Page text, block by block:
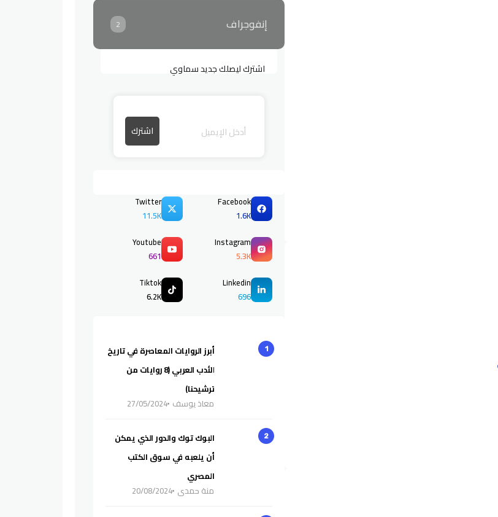
إنفوجراف 2
اشترك ليصلك جديد سماوي
Facebook
1.6K
Twitter
11.5K
Instagram
5.3K
Youtube
661
Linkedin
696
Tiktok
6.2K
1
أبرز الروايات المعاصرة في تاريخ
الأدب العربي (8 روايات من
ترشيحنا)
معاذ يوسف 27/05/2024
2
البوك توك والدور الذي يمكن
أن يلعبه في سوق الكتب
المصري
منة حمدي 20/08/2024